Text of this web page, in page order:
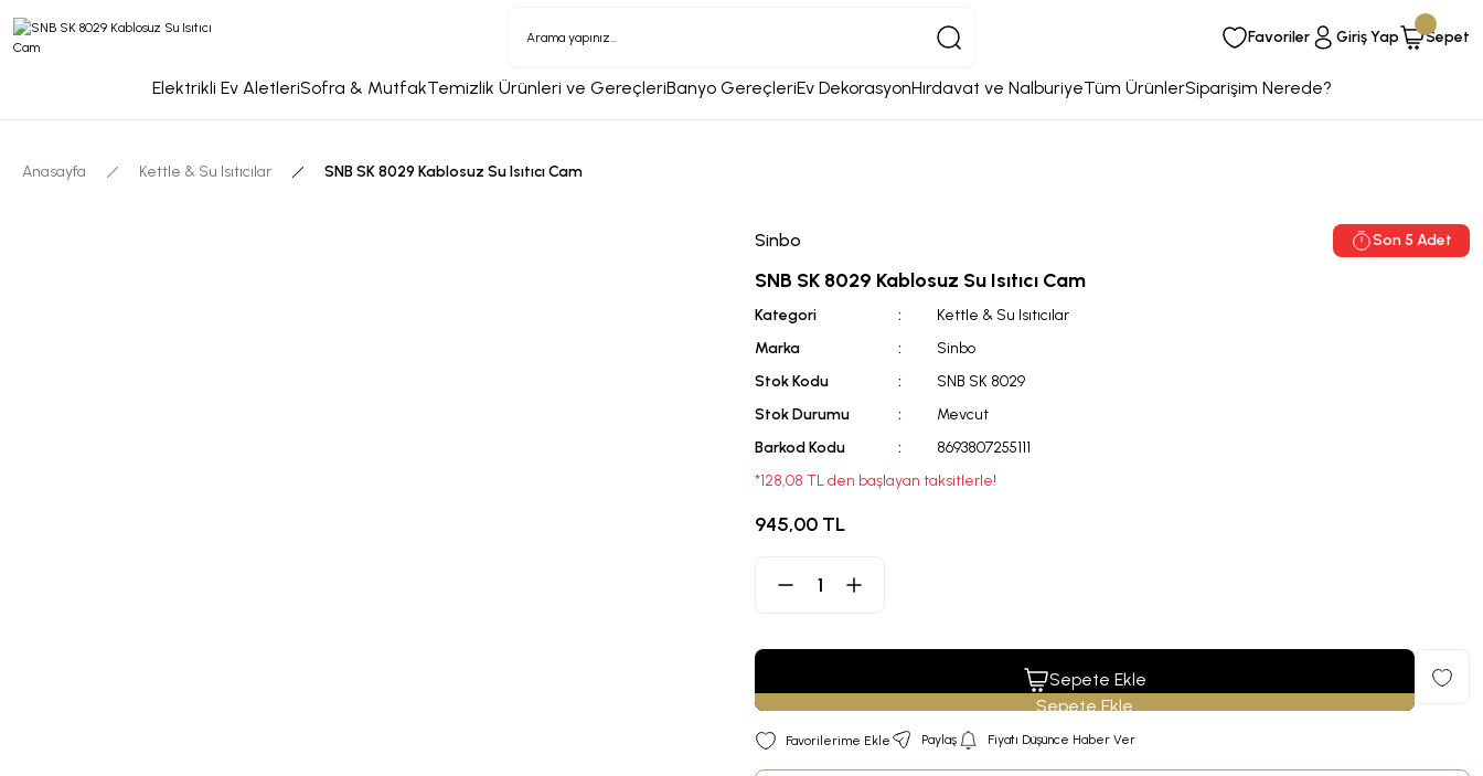
Favoriler Giriş Yap Sepet
Elektrikli Ev AletleriSofra & MutfakTemizlik Ürünleri ve GereçleriBanyo GereçleriEv DekorasyonHırdavat ve NalburiyeTüm ÜrünlerSiparişim Nerede?
Anasayfa Kettle & Su Isıtıcılar SNB SK 8029 Kablosuz Su Isıtıcı Cam
Sinbo Son 5 Adet
SNB SK 8029 Kablosuz Su Isıtıcı Cam
Kategori
Kettle & Su Isıtıcılar
Marka
Sinbo
Stok Kodu
SNB SK 8029
Stok Durumu
Mevcut
Barkod Kodu
8693807255111
*128,08 TL den başlayan taksitlerle!
945,00 TL
Sepete Ekle
Paylaş Fiyatı Düşünce Haber Ver